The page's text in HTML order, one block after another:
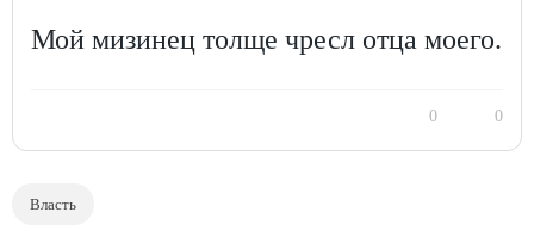
Мой мизинец толще чресл отца моего.
0 0
Власть